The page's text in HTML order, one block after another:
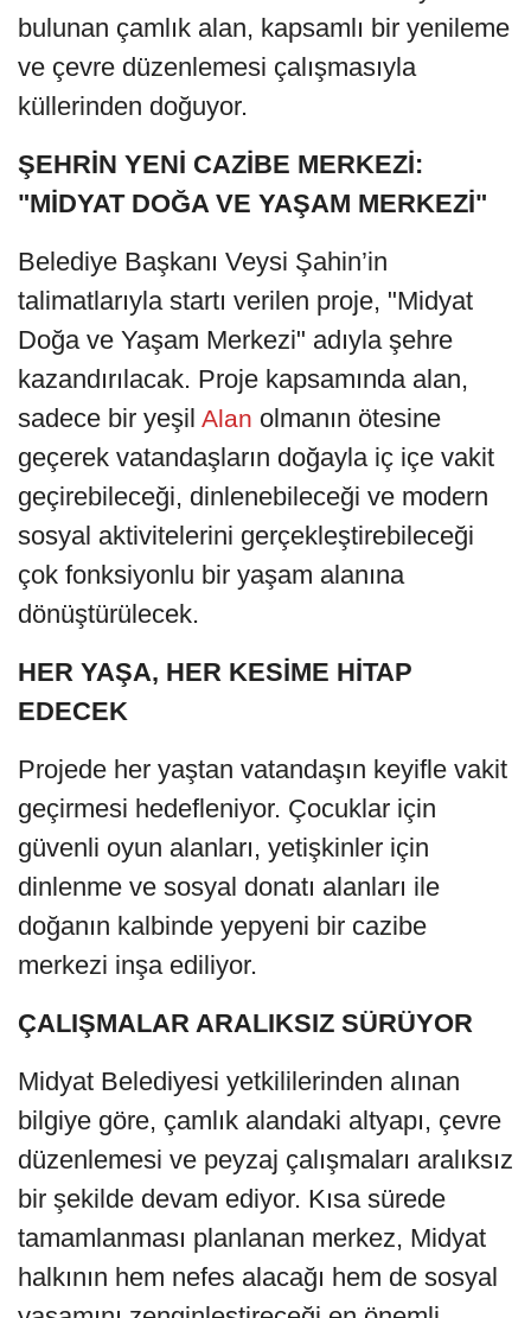
bulunan çamlık alan, kapsamlı bir yenileme
ve çevre düzenlemesi çalışmasıyla
küllerinden doğuyor.
ŞEHRİN YENİ CAZİBE MERKEZİ:
"MİDYAT DOĞA VE YAŞAM MERKEZİ"
Belediye Başkanı Veysi Şahin’in
talimatlarıyla startı verilen proje, "Midyat
Doğa ve Yaşam Merkezi" adıyla şehre
kazandırılacak. Proje kapsamında alan,
sadece bir yeşil Alan olmanın ötesine
geçerek vatandaşların doğayla iç içe vakit
geçirebileceği, dinlenebileceği ve modern
sosyal aktivitelerini gerçekleştirebileceği
çok fonksiyonlu bir yaşam alanına
dönüştürülecek.
HER YAŞA, HER KESİME HİTAP
EDECEK
Projede her yaştan vatandaşın keyifle vakit
geçirmesi hedefleniyor. Çocuklar için
güvenli oyun alanları, yetişkinler için
dinlenme ve sosyal donatı alanları ile
doğanın kalbinde yepyeni bir cazibe
merkezi inşa ediliyor.
ÇALIŞMALAR ARALIKSIZ SÜRÜYOR
Midyat Belediyesi yetkililerinden alınan
bilgiye göre, çamlık alandaki altyapı, çevre
düzenlemesi ve peyzaj çalışmaları aralıksız
bir şekilde devam ediyor. Kısa sürede
tamamlanması planlanan merkez, Midyat
halkının hem nefes alacağı hem de sosyal